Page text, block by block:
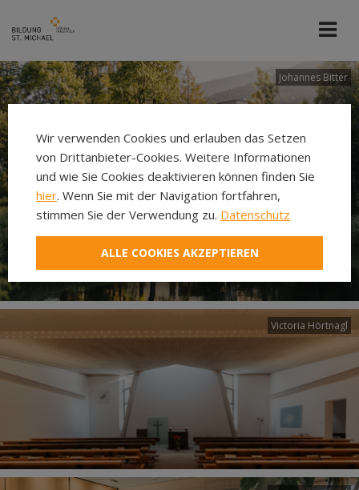
Johannes Bitter
Victoria Hörtnagl
Wir verwenden Cookies und erlauben das Setzen
von Drittanbieter-Cookies. Weitere Informationen
und wie Sie Cookies deaktivieren können finden Sie
hier. Wenn Sie mit der Navigation fortfahren,
stimmen Sie der Verwendung zu. Datenschutz
ALLE COOKIES AKZEPTIEREN